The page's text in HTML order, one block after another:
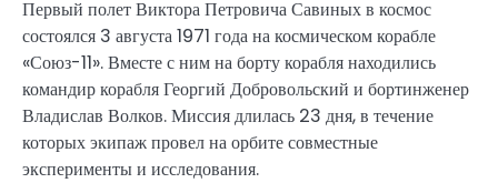
Первый полет Виктора Петровича Савиных в космос
состоялся 3 августа 1971 года на космическом корабле
«Союз-11». Вместе с ним на борту корабля находились
командир корабля Георгий Добровольский и бортинженер
Владислав Волков. Миссия длилась 23 дня, в течение
которых экипаж провел на орбите совместные
эксперименты и исследования.